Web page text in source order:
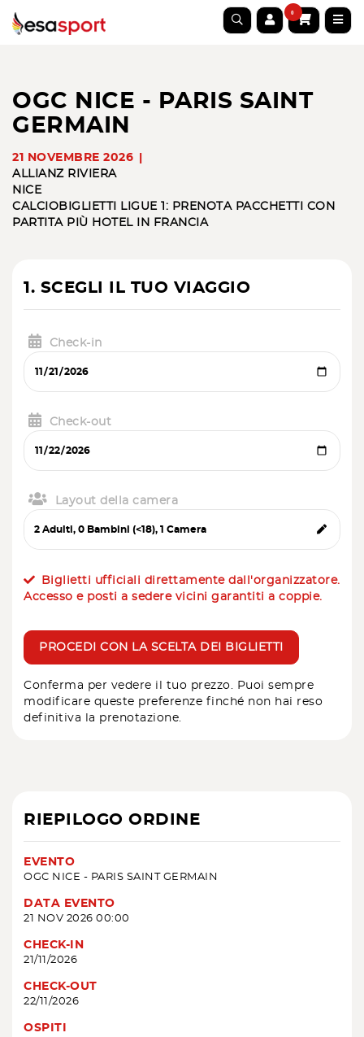
0
OGC NICE - PARIS SAINT
GERMAIN
21 NOVEMBRE 2026
ALLIANZ RIVIERA
NICE
CALCIO BIGLIETTI LIGUE 1: PRENOTA PACCHETTI CON
PARTITA PIÙ HOTEL IN FRANCIA
1. SCEGLI IL TUO VIAGGIO
Check-in
Check-out
Layout della camera
Biglietti ufficiali direttamente dall'organizzatore.
Accesso e posti a sedere vicini garantiti a coppie.
PROCEDI CON LA SCELTA DEI BIGLIETTI
Conferma per vedere il tuo prezzo. Puoi sempre
modificare queste preferenze finché non hai reso
definitiva la prenotazione.
RIEPILOGO ORDINE
EVENTO
OGC NICE - PARIS SAINT GERMAIN
DATA EVENTO
21 NOV 2026 00:00
CHECK-IN
21/11/2026
CHECK-OUT
22/11/2026
OSPITI